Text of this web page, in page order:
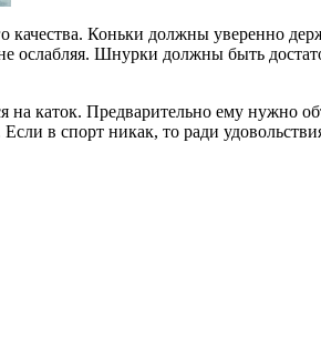
Коньки должны уверенно
ослабляя. Шнурки должны быть
каток. Предварительно ему нужно
в спорт никак, то ради